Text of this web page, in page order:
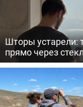
Шторы устарели:
прямо через